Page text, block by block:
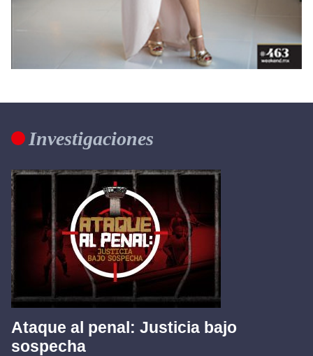
Investigaciones
Ataque al penal: Justicia bajo
sospecha